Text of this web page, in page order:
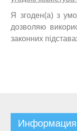
Я згоден(а) з
дозволяю
законних
Информация